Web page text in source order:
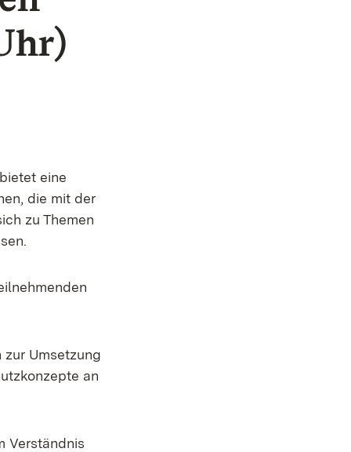
eine
die mit der
zu Themen
Umsetzung
an
Verständnis